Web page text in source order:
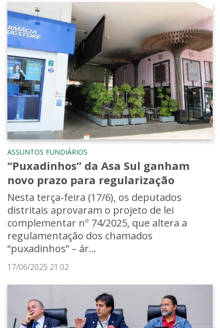
ASSUNTOS FUNDIÁRIOS
“Puxadinhos” da Asa Sul ganham
novo prazo para regularização
Nesta terça-feira (17/6), os deputados
distritais aprovaram o projeto de lei
complementar nº 74/2025, que altera a
regulamentação dos chamados
“puxadinhos” – ár...
17/06/2025 21:02